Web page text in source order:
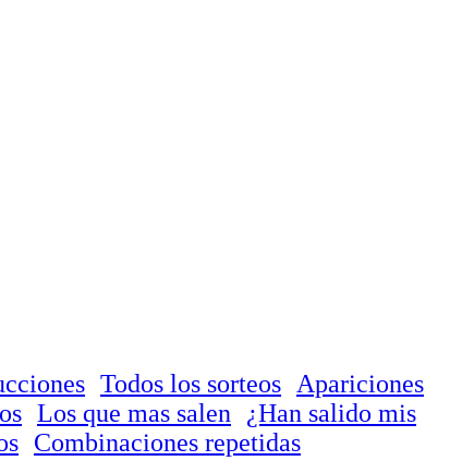
Todos los sorteos
Apariciones
Los que mas salen
¿Han salido mis
Combinaciones repetidas